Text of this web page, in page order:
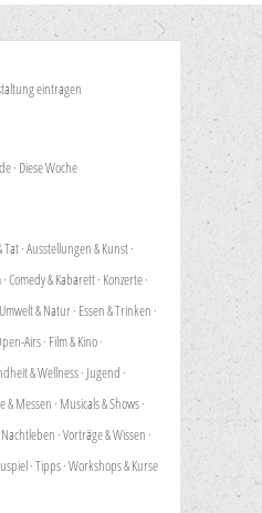
eintragen
· Diese Woche
Tat·Ausstellungen & Kunst·
·Comedy & Kabarett· Konzerte·
Umwelt & Natur· Essen & Trinken ·
Airs· Film & Kino·
& Wellness· Jugend ·
& Messen · Musicals & Shows·
Nachtleben ·Vorträge & Wissen ·
·Tipps·Workshops & Kurse